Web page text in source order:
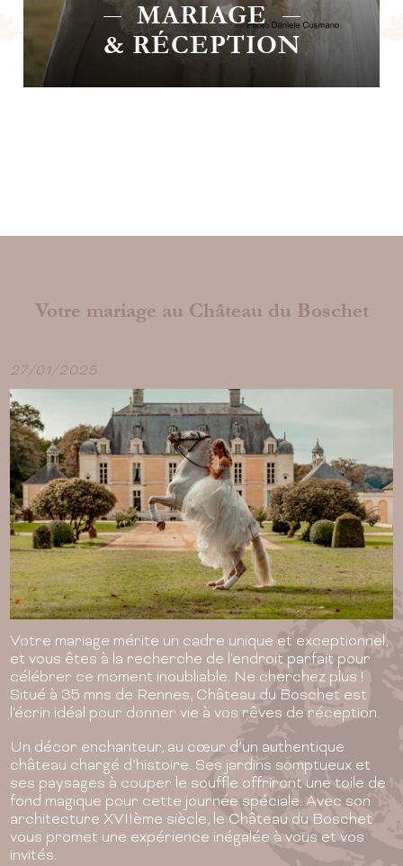
CHAMBRE
D'HÔTES
CHAMBRE D'HÔTES
Nous vous proposons 3 chambres
à l'ambiance raffinée et aux
En savoir plus
Votre mariage au Château du Boschet
27/01/2025
Votre mariage mérite un cadre unique et exceptionnel,
et vous êtes à la recherche de l'endroit parfait pour
célébrer ce moment inoubliable. Ne cherchez plus !
Situé à 35 mns de Rennes, Château du Boschet est
l'écrin idéal pour donner vie à vos rêves de réception.
Un décor enchanteur, au cœur d’un authentique
château chargé d’histoire. Ses jardins somptueux et
ses paysages à couper le souffle offriront une toile de
fond magique pour cette journée spéciale. Avec son
architecture XVIIème siècle, le Château du Boschet
vous promet une expérience inégalée à vous et vos
invités.